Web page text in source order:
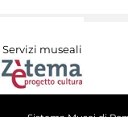
Servizi museali